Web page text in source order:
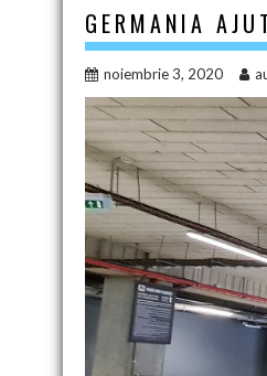
GERMANIA
noiembrie 3, 2020